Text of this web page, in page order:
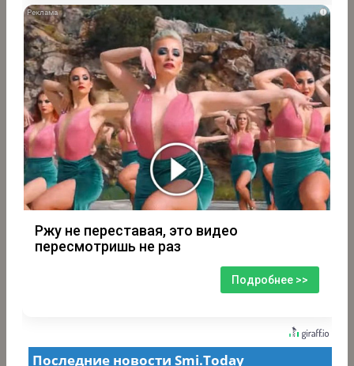
i
Ржу не переставая, это видео
пересмотришь не раз
Подробнее >>